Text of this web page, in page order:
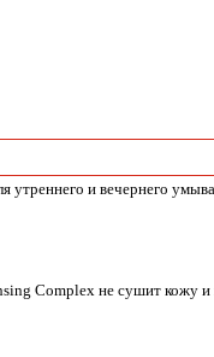
и вечернего
Complex не сушит кожу и